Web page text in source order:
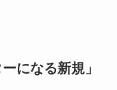
になる新規」